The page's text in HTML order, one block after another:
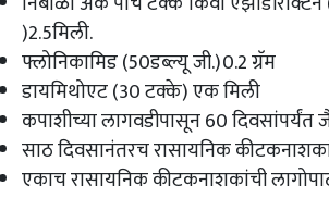
)2.5मिली.
फ्लोनिकामिड (50डब्ल्यू जी.)0.2 ग्रॅम
डायमिथोएट (30 टक्के) एक मिली
कपाशीच्या लागवडीपासून 60 दिवसांपर्यंत
साठ दिवसानंतरच रासायनिक
एकाच रासायनिक कीटकनाशकांची